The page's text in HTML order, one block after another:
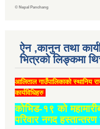
© Nepal Panchang
ऐन ,कानुन तथा
भित्रको लिङ्कमा
आलिताल गाउँपालिकाको स्थानिय
कार्यविधिहरु
कोभिड-१९ को
परिवार नगद